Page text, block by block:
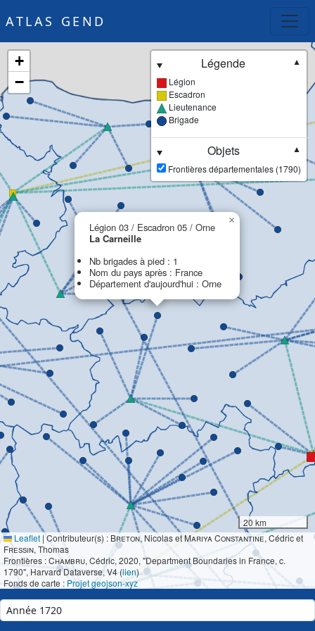
ATLAS GEND
Légion 03 / Escadron 05 / Orne
La Carneille
Nb brigades à pied : 1
Nom du pays après : France
Département d'aujourd'hui : Orne
×
+
−
Légende
▼
Légion
Escadron
Lieutenance
Brigade
Objets
▼
Frontières départementales (1790)
20 km
Leaflet | Contributeur(s) : Breton, Nicolas etMariya Constantine, Cédric et
Fressin, Thomas
Frontières :Chambru, Cédric, 2020, "Department Boundaries in France, c.
1790", Harvard Dataverse, V4 (lien)
Fonds de carte : Projet geojson-xyz